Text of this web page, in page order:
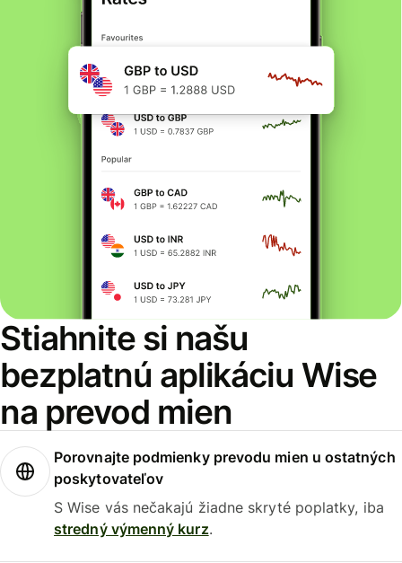
Stiahnite si našu
bezplatnú aplikáciu Wise
na prevod mien
Porovnajte podmienky prevodu mien u ostatných
poskytovateľov
S Wise vás nečakajú žiadne skryté poplatky, iba
stredný výmenný kurz.